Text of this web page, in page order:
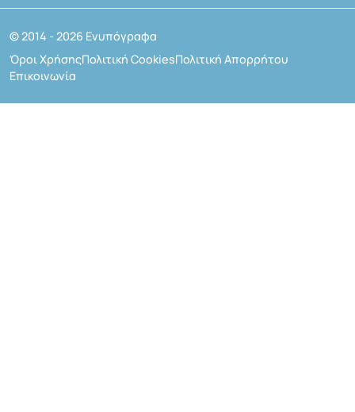
© 2014 - 2026 Ενυπόγραφα
Όροι ΧρήσηςΠολιτική CookiesΠολιτική Απορρήτου
Επικοινωνία